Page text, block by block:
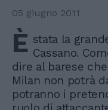
05 giugno 2011
È stata la
Cassano.
dire al barese
Milan non potrà
potranno i